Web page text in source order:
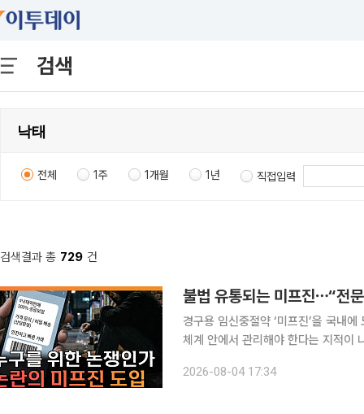
검색
전체 1주 1개월 1년 직접입력
검색결과 총 729 건
불법 유통되는 미프진⋯“전
경구용 임신중절약 ‘미프진’을 국내
체계 안에서 관리해야 한다는 지적이 나왔다. 본지 김지영 기자와 손윤희 박사는 2
2026-08-04 17:34